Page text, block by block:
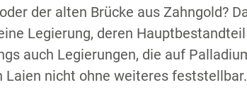
der alten Brücke aus Zahngold?
Legierung, deren
auch Legierungen, die auf
Laien nicht ohne weiteres feststellbar.